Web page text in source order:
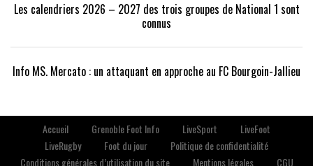
Les calendriers 2026 – 2027 des trois groupes de National 1 sont
connus
Info MS. Mercato : un attaquant en approche au FC Bourgoin-Jallieu
Accueil Grenoble Foot Info LiveSport
LiveFoot
LiveRugby
Foot du jour
Politique de confidentialité
Conditions générales d’utilisation du site
Mentions légales CGU